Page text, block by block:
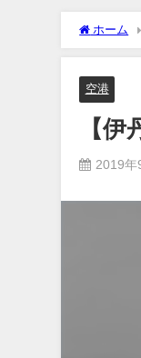
ホーム
空港
【
2019年